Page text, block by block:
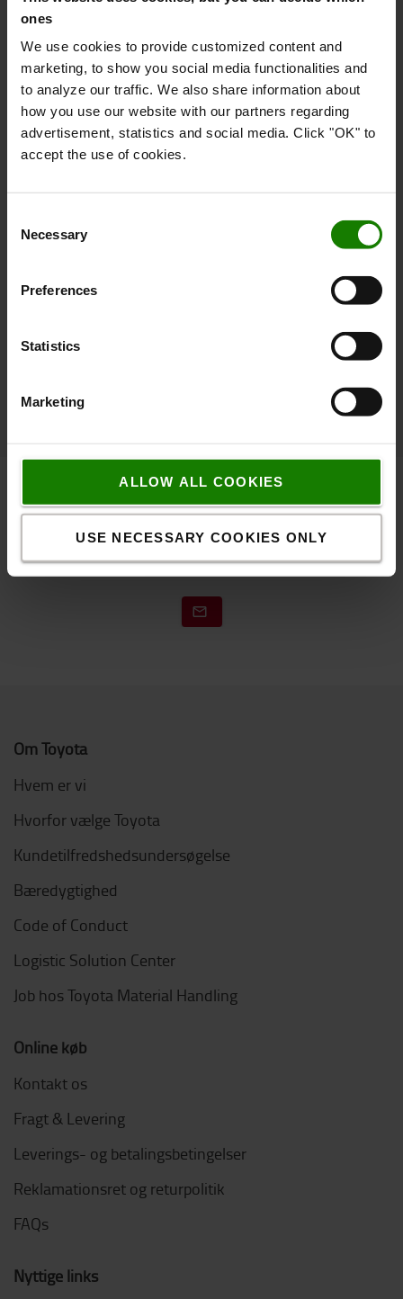
ones
We use cookies to provide customized content and
marketing, to show you social media functionalities and
to analyze our traffic. We also share information about
how you use our website with our partners regarding
advertisement, statistics and social media. Click "OK" to
accept the use of cookies.
Selection
Necessary
Preferences
Statistics
Marketing
ALLOW ALL COOKIES
USE NECESSARY COOKIES ONLY
Lad der blive lys!
Med et solidt sortiment indenfor lys til dine trucks, er
der nu ingen grund til at køre rundt i mørket. Den rigtige
belysning øger sikkerheden på arbejdspladsen og gør det
hele lidt nemmere. Se og bliv set!
Kontakt os
Om Toyota
Hvem er vi
Hvorfor vælge Toyota
Kundetilfredshedsundersøgelse
Bæredygtighed
Code of Conduct
Logistic Solution Center
Job hos Toyota Material Handling
Online køb
Kontakt os
Fragt & Levering
Leverings- og betalingsbetingelser
Reklamationsret og returpolitik
FAQs
Nyttige links